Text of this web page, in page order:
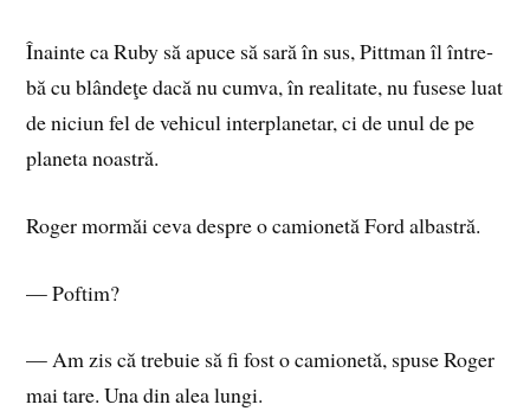
Îna­in­te ca Ruby să apu­ce să sară în sus, Pit­tman îl în­tre­
bă cu blân­de­ţe dacă nu cum­va, în re­a­li­ta­te, nu fu­se­se luat
de nici­un ­fel de ve­hi­cul in­ter­pla­ne­tar, ci de unul de pe
pla­ne­ta noas­tră.
Ro­ger mor­măi ceva de­spre o ca­mio­ne­tă Ford al­bas­tră.
— Pof­tim?
— Am zis că tre­buie să fi fost o ca­mio­ne­tă, spu­se Ro­ger
mai tare. Una din alea lungi.